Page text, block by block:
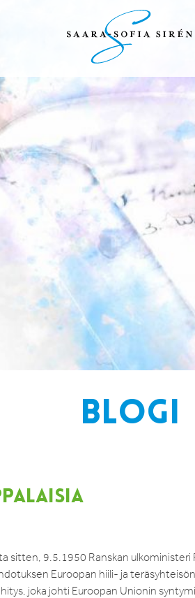
BLOGI
sitten, 9.5.1950 Ranskan
Euroopan hiili- ja
joka johti Euroopan Unionin